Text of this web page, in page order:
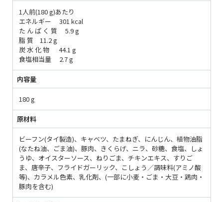
1人前(180 g)あたり
エネルギー 301 kcal
た ん ぱ く 質 5.9 g
脂 質 11.2 g
炭 水 化 物 44.1 g
食塩相当量 2.7 g
内容量
180 g
原材料
ビーフン(タイ製造)、キャベツ、たまねぎ、にんじん、植物油脂
(なたね油、ごま油)、豚肉、きくらげ、ニラ、砂糖、食塩、しょ
うゆ、オイスターソース、ねりごま、チキンエキス、すりご
ま、唐辛子、フライドガーリック、こしょう／調味料(アミノ酸
等)、カラメル色素、乳化剤、(一部に小麦・ごま・大豆・鶏肉・
豚肉を含む)